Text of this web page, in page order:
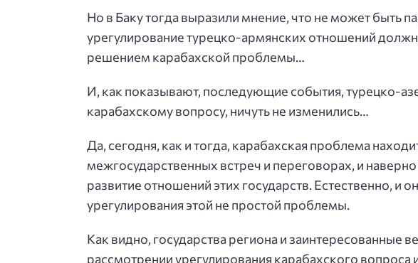
Но в Баку тогда выразили мнение, что не может быть
урегулирование турецко-армянских отношений
решением карабахской проблемы…
И, как показывают, последующие события, турецко-
карабахскому вопросу, ничуть не изменились…
Да, сегодня, как и тогда, карабахская проблема
межгосударственных встреч и переговорах, и
развитие отношений этих государств. Естественно, и
урегулирования этой не простой проблемы.
Как видно, государства региона и заинтересованные
рассмотрении урегулирования карабахского вопроса